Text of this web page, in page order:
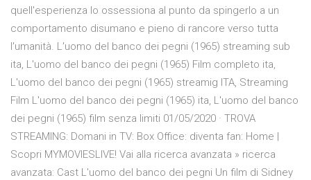
quell'esperienza lo ossessiona al punto da spingerlo a un
comportamento disumano e pieno di rancore verso tutta
l'umanità. L'uomo del banco dei pegni (1965) streaming sub
ita, L'uomo del banco dei pegni (1965) Film completo ita,
L'uomo del banco dei pegni (1965) streamig ITA, Streaming
Film L'uomo del banco dei pegni (1965) ita, L'uomo del banco
dei pegni (1965) film senza limiti 01/05/2020 · TROVA
STREAMING: Domani in TV: Box Office: diventa fan: Home |
Scopri MYMOVIESLIVE! Vai alla ricerca avanzata » ricerca
avanzata: Cast L'uomo del banco dei pegni Un film di Sidney